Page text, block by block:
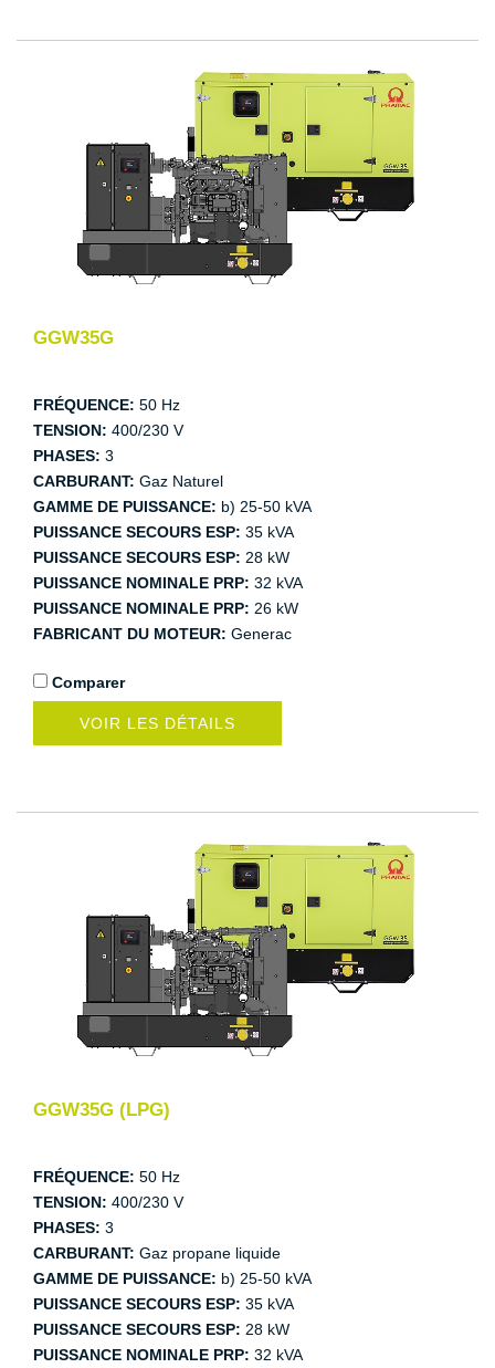
GGW35G
FRÉQUENCE: 50 Hz
TENSION: 400/230 V
PHASES: 3
CARBURANT: Gaz Naturel
GAMME DE PUISSANCE: b) 25-50 kVA
PUISSANCE SECOURS ESP: 35 kVA
PUISSANCE SECOURS ESP: 28 kW
PUISSANCE NOMINALE PRP: 32 kVA
PUISSANCE NOMINALE PRP: 26 kW
FABRICANT DU MOTEUR: Generac
Comparer
VOIR LES DÉTAILS
GGW35G (LPG)
FRÉQUENCE: 50 Hz
TENSION: 400/230 V
PHASES: 3
CARBURANT: Gaz propane liquide
GAMME DE PUISSANCE: b) 25-50 kVA
PUISSANCE SECOURS ESP: 35 kVA
PUISSANCE SECOURS ESP: 28 kW
PUISSANCE NOMINALE PRP: 32 kVA